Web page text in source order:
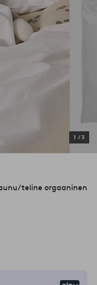
1 /3
teline orgaaninen